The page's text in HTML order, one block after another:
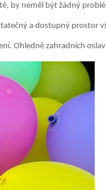
by neměl být žádný
a dostupný prostor
Ohledně zahradních